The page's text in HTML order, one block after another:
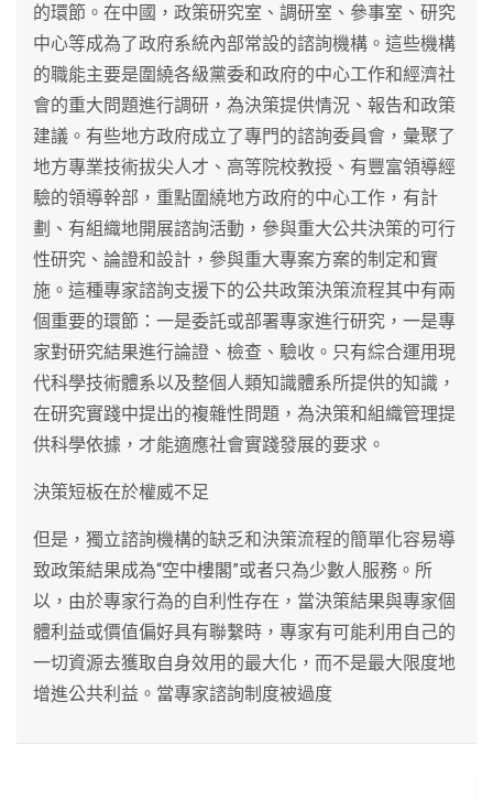
的環節。在中國，政策研究室、調研室、參事室、研究
中心等成為了政府系統內部常設的諮詢機構。這些機構
的職能主要是圍繞各級黨委和政府的中心工作和經濟社
會的重大問題進行調研，為決策提供情況、報告和政策
建議。有些地方政府成立了專門的諮詢委員會，彙聚了
地方專業技術拔尖人才、高等院校教授、有豐富領導經
驗的領導幹部，重點圍繞地方政府的中心工作，有計
劃、有組織地開展諮詢活動，參與重大公共決策的可行
性研究、論證和設計，參與重大專案方案的制定和實
施。這種專家諮詢支援下的公共政策決策流程其中有兩
個重要的環節：一是委託或部署專家進行研究，一是專
家對研究結果進行論證、檢查、驗收。只有綜合運用現
代科學技術體系以及整個人類知識體系所提供的知識，
在研究實踐中提出的複雜性問題，為決策和組織管理提
供科學依據，才能適應社會實踐發展的要求。
決策短板在於權威不足
但是，獨立諮詢機構的缺乏和決策流程的簡單化容易導
致政策結果成為“空中樓閣”或者只為少數人服務。所
以，由於專家行為的自利性存在，當決策結果與專家個
體利益或價值偏好具有聯繫時，專家有可能利用自己的
一切資源去獲取自身效用的最大化，而不是最大限度地
增進公共利益。當專家諮詢制度被過度